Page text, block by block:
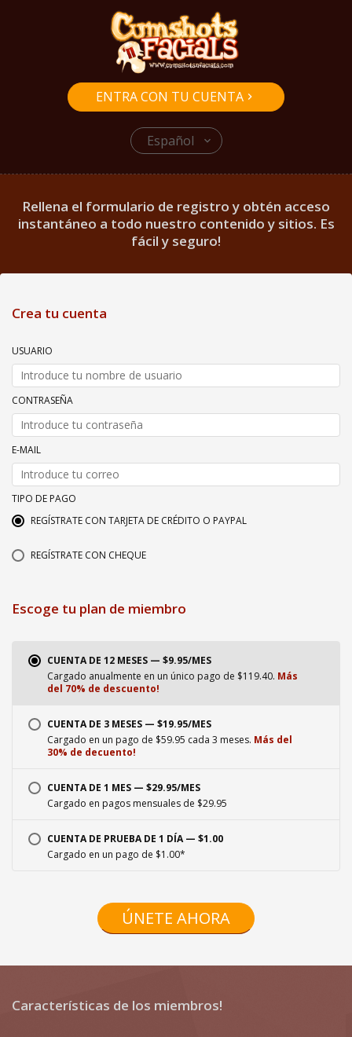
Español
ENTRA CON TU CUENTA
Rellena el formulario de registro y obtén acceso
instantáneo a todo nuestro contenido y sitios. Es
fácil y seguro!
Crea tu cuenta
USUARIO
CONTRASEÑA
E-MAIL
TIPO DE PAGO
REGÍSTRATE CON TARJETA DE CRÉDITO O PAYPAL
REGÍSTRATE CON CHEQUE
Escoge tu plan de miembro
CUENTA DE 12 MESES — $9.95/MES
Cargado anualmente en un único pago de $119.40. Más
del 70% de descuento!
CUENTA DE 3 MESES — $19.95/MES
Cargado en un pago de $59.95 cada 3 meses. Más del
30% de decuento!
CUENTA DE 1 MES — $29.95/MES
Cargado en pagos mensuales de $29.95
CUENTA DE PRUEBA DE 1 DÍA — $1.00
Cargado en un pago de $1.00*
ÚNETE AHORA
Características de los miembros!